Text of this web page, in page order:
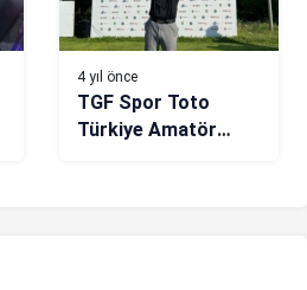
4 yıl önce
TGF Spor Toto
Türkiye Amatör